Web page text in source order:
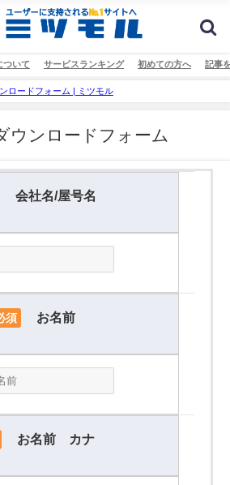
ついて サービスランキング 初めての方へ 記事
ロードフォーム | ミツモル
ンロードフォーム
会社名/屋号名
須 お名前
お名前 カナ